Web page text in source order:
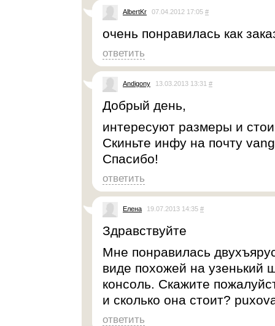
AlbertKr 07.04.2012 17:05 #
очень понравилась как
ответить
Andigony 13.03.2013 13:31 #
Добрый день,
интересуют размеры и
Скиньте инфу на почту
Спасибо!
ответить
Елена 19.07.2013 14:35 #
Здравствуйте
Мне понравилась
виде похожей на узенький
консоль. Скажите
и сколько она стоит?
ответить